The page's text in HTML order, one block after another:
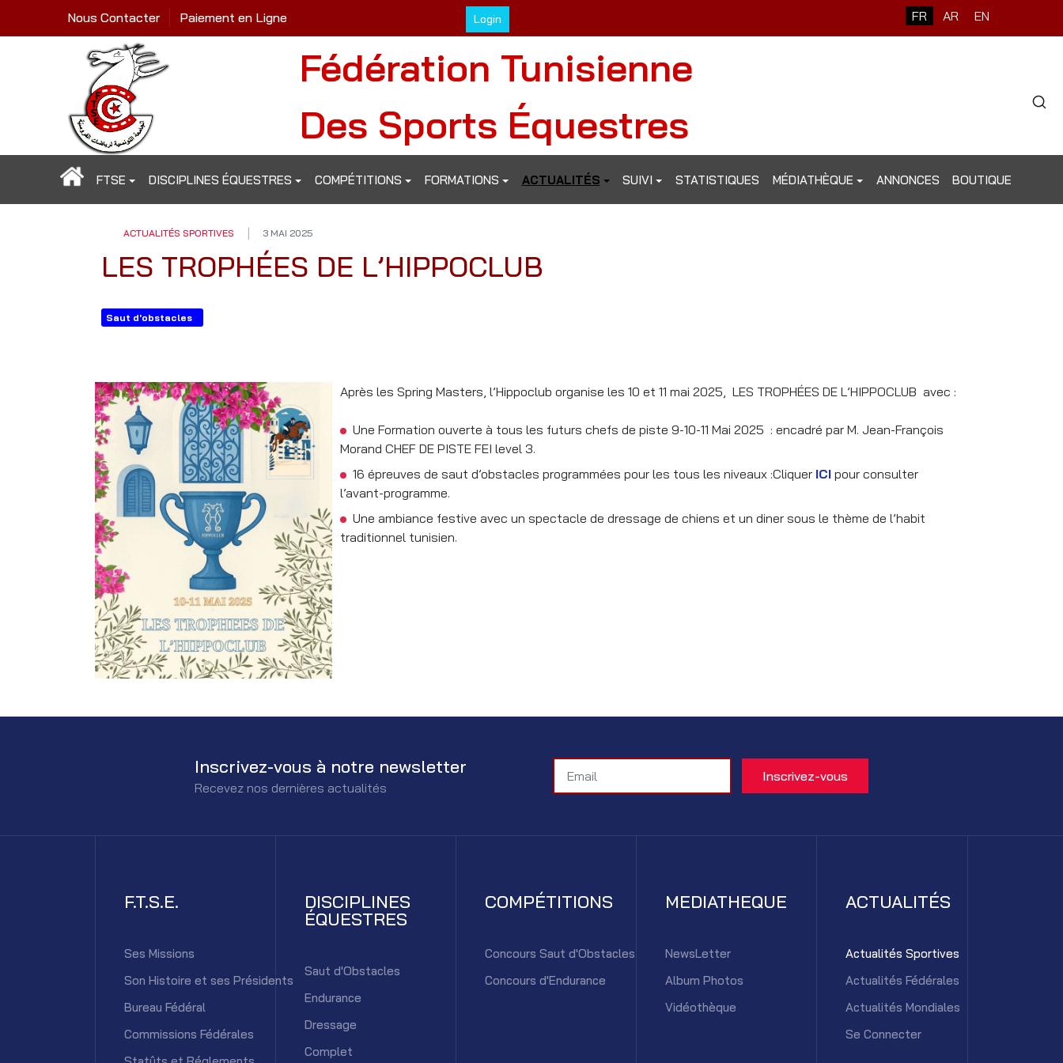
Login
Nous Contacter Paiement en Ligne Sélectionnez votre langue
FR AR EN
Fédération Tunisienne
Des Sports Équestres
Type
FTSE DISCIPLINES ÉQUESTRES COMPÉTITIONS FORMATIONS ACTUALITÉS SUIVI STATISTIQUES MÉDIATHÈQUE ANNONCES BOUTIQUE
ACTUALITÉS SPORTIVES 3 MAI 2025
LES TROPHÉES DE L’HIPPOCLUB
Saut d'obstacles
Après les Spring Masters, l’Hippoclub organise les 10 et 11 mai 2025, LES TROPHÉES DE L’HIPPOCLUB avec :
Une Formation ouverte à tous les futurs chefs de piste 9-10-11 Mai 2025 : encadré par M. Jean-François
Morand CHEF DE PISTE FEI level 3.
16 épreuves de saut d’obstacles programmées pour les tous les niveaux :Cliquer ICI pour consulter
l’avant-programme.
Une ambiance festive avec un spectacle de dressage de chiens et un diner sous le thème de l’habit
traditionnel tunisien.
Inscrivez-vous à notre newsletter
Recevez nos dernières actualités
F.T.S.E.
Ses Missions
Son Histoire et ses Présidents
Bureau Fédéral
Commissions Fédérales
DISCIPLINES
ÉQUESTRES
Saut d'Obstacles
Endurance
Dressage
Complet
COMPÉTITIONS
Concours Saut d'Obstacles
Concours d'Endurance
MEDIATHEQUE
NewsLetter
Album Photos
Vidéothèque
ACTUALITÉS
Actualités Sportives
Actualités Fédérales
Actualités Mondiales
Se Connecter